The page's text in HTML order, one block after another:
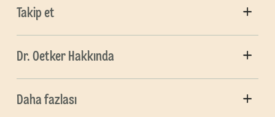
Takip et
Dr. Oetker Hakkında
Daha fazlası